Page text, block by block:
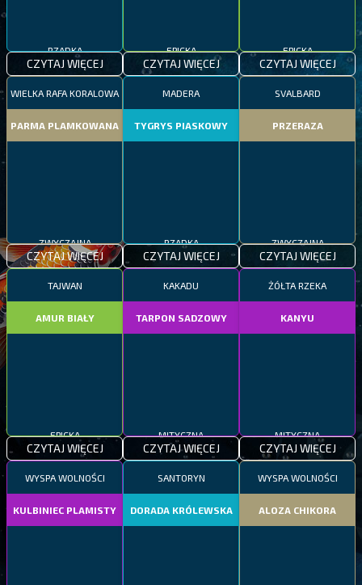
CZYTAJ WIĘCEJ CZYTAJ WIĘCEJ CZYTAJ WIĘCEJ
WIELKA RAFA KORALOWA
PARMA PLAMKOWANA
CZYTAJ WIĘCEJ
MADERA
TYGRYS PIASKOWY
CZYTAJ WIĘCEJ
SVALBARD
PRZERAZA
ZWYCZAJNA
CZYTAJ WIĘCEJ
TAJWAN
AMUR BIAŁY
CZYTAJ WIĘCEJ
KAKADU
TARPON SADZOWY
CZYTAJ WIĘCEJ
ŻÓŁTA RZEKA
KANYU
CZYTAJ WIĘCEJ
WYSPA WOLNOŚCI
KULBINIEC PLAMISTY
SANTORYN
DORADA KRÓLEWSKA
WYSPA WOLNOŚCI
ALOZA CHIKORA